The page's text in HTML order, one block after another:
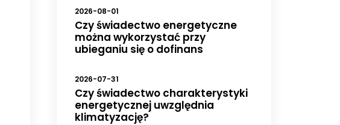
2026-08-01
Czy świadectwo energetyczne
można wykorzystać przy
ubieganiu się o dofinans
2026-07-31
Czy świadectwo charakterystyki
energetycznej uwzględnia
klimatyzację?